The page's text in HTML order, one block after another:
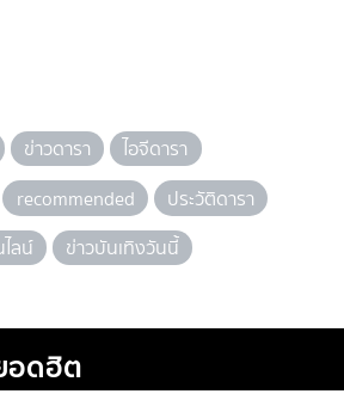
ข่าวดารา
ไอจีดารา
recommended
ประวัติดารา
ลน์ ข่าวบันเทิงวันนี้
อดฮิต